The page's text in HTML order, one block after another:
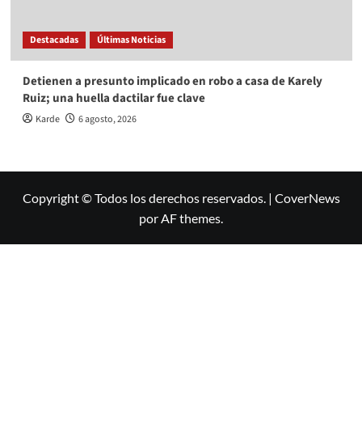
Destacadas Últimas Noticias
Detienen a presunto implicado en robo a casa de Karely
Ruiz; una huella dactilar fue clave
Karde 6 agosto, 2026
Copyright © Todos los derechos reservados. | CoverNews
por AF themes.